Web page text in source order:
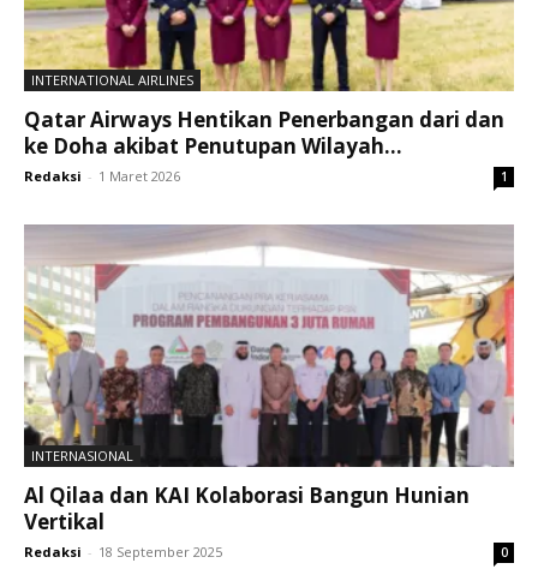
INTERNATIONAL AIRLINES
Qatar Airways Hentikan Penerbangan dari dan
ke Doha akibat Penutupan Wilayah...
Redaksi - 1 Maret 2026 1
INTERNASIONAL
Al Qilaa dan KAI Kolaborasi Bangun Hunian
Vertikal
Redaksi - 18 September 2025 0